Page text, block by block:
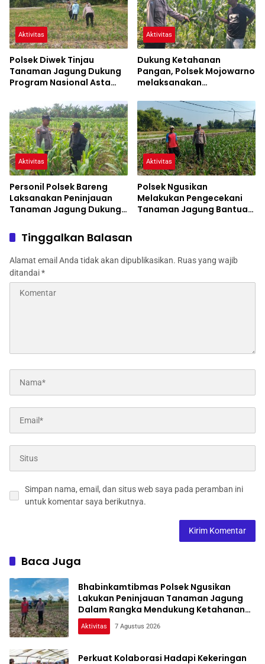
Aktivitas
Polsek Diwek Tinjau
Tanaman Jagung Dukung
Program Nasional Asta
Aktivitas
Dukung Ketahanan
Pangan, Polsek Mojowarno
melaksanakan
Jagung
Aktivitas
Personil Polsek Bareng
Laksanakan Peninjauan
Tanaman Jagung Dukung
Pangan
Aktivitas
Polsek Ngusikan
Melakukan Pengecekani
Tanaman Jagung Bantuan
Tinggalkan Balasan
Alamat email Anda tidak akan dipublikasikan. Ruas yang wajib
ditandai*
Simpan nama, email, dan situs web saya pada peramban ini
untuk komentar saya berikutnya.
Baca Juga
Bhabinkamtibmas Polsek Ngusikan
Lakukan Peninjauan Tanaman Jagung
Dalam Rangka Mendukung Ketahanan
Pangan
Aktivitas 7 Agustus 2026
Perkuat Kolaborasi Hadapi Kekeringan